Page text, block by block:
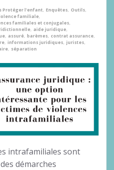
Protéger l'enfant, Enquêtes, Outils,
familiale,
familiales et conjugales,
, aide juridique,
, assuré, barèmes, contrat assurance,
, informations juridiques, juristes,
, séparation
intrafamiliales sont
démarches